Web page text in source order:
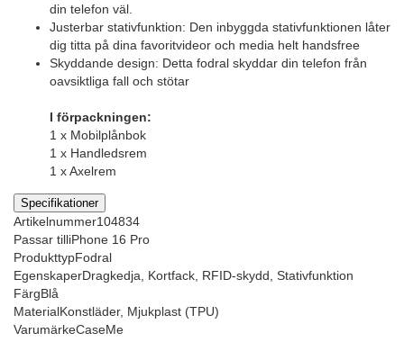
din telefon väl.
Justerbar stativfunktion: Den inbyggda stativfunktionen låter
dig titta på dina favoritvideor och media helt handsfree
Skyddande design: Detta fodral skyddar din telefon från
oavsiktliga fall och stötar
I förpackningen:
1 x Mobilplånbok
1 x Handledsrem
1 x Axelrem
Specifikationer
Artikelnummer104834
Passar tilliPhone 16 Pro
ProdukttypFodral
EgenskaperDragkedja, Kortfack, RFID-skydd, Stativfunktion
FärgBlå
MaterialKonstläder, Mjukplast (TPU)
VarumärkeCaseMe